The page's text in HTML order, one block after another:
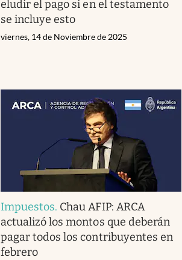
eludir el pago si en el testamento
se incluye esto
viernes, 14 de Noviembre de 2025
Impuestos. Chau AFIP: ARCA
actualizó los montos que deberán
pagar todos los contribuyentes en
febrero